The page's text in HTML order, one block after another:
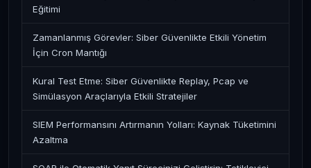
Eğitimi
Zamanlanmış Görevler: Siber Güvenlikte Etkili Yönetim
İçin Cron Mantığı
Kural Test Etme: Siber Güvenlikte Replay, Pcap ve
Simülasyon Araçlarıyla Etkili Stratejiler
SIEM Performansını Artırmanın Yolları: Kaynak Tüketimini
Azaltma